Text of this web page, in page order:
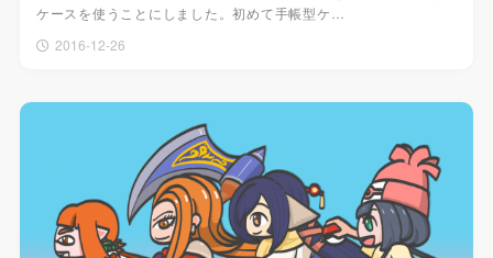
ケースを使うことにしました。初めて手帳型ケ…
2016-12-26